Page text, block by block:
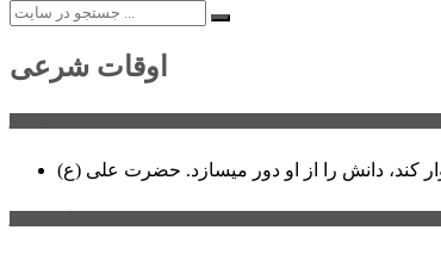
اوقات شرعی
كند، دانش را از او دور میسازد. حضرت علی (ع)